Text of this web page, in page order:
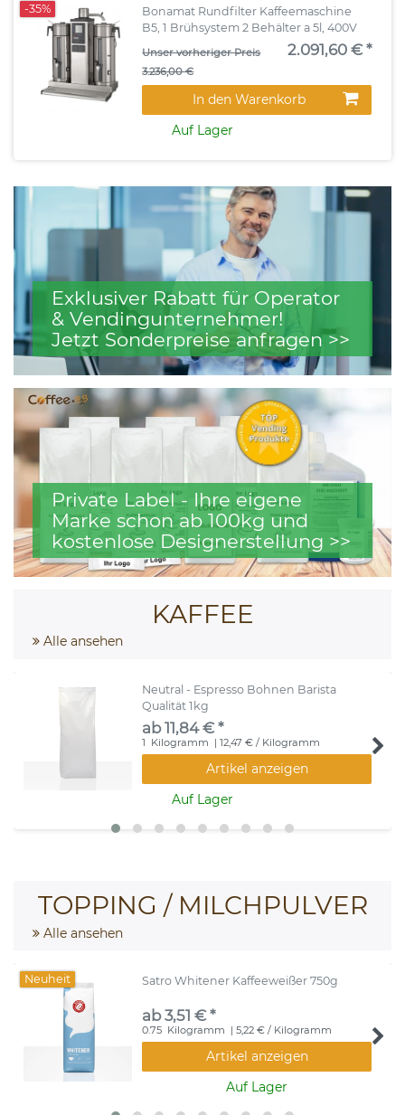
-35%
Bonamat Rundfilter Kaffeemaschine
B5, 1 Brühsystem 2 Behälter a 5l, 400V
Unser vorheriger Preis
3.236,00 €
2.091,60 € *
In den Warenkorb
Auf Lager
Exklusiver Rabatt für Operator
& Vendingunternehmer!
Jetzt Sonderpreise anfragen >>
Private Label - Ihre eigene
Marke schon ab 100kg und
kostenlose Designerstellung >>
KAFFEE
Alle ansehen
Neutral - Espresso Bohnen Barista
Qualität 1kg
ab 11,84 € *
1 Kilogramm | 12,47 € / Kilogramm
Artikel anzeigen
Auf Lager
TOPPING / MILCHPULVER
Alle ansehen
Neuheit Satro Whitener Kaffeeweißer 750g
ab 3,51 € *
0.75 Kilogramm | 5,22 € / Kilogramm
Artikel anzeigen
Auf Lager